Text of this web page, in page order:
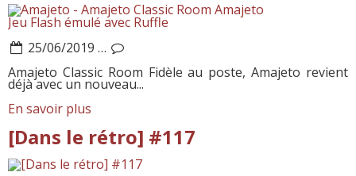
Amajeto
Jeu Flash émulé avec Ruffle
25/06/2019 …
Amajeto Classic Room Fidèle au poste, Amajeto revient
déjà avec un nouveau...
En savoir plus
[Dans le rétro] #117